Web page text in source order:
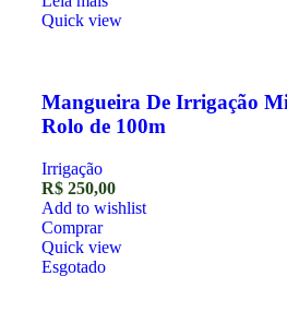
Quick view
Mangueira De Irrigação
Rolo de 100m
Irrigação
R$ 250,00
Add to wishlist
Comprar
Quick view
Esgotado